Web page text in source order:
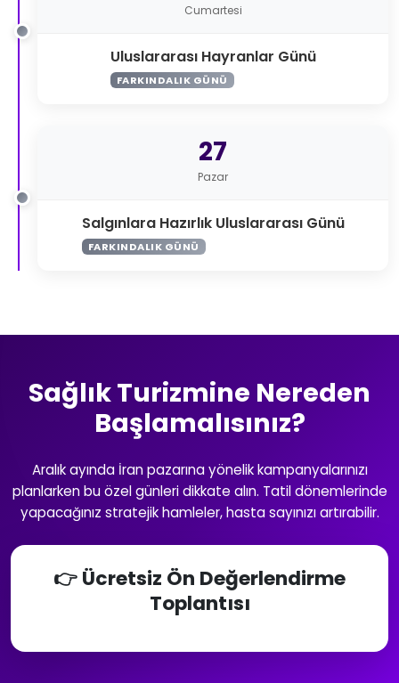
Cumartesi
Uluslararası Hayranlar Günü
FARKINDALIK GÜNÜ
27
Pazar
Salgınlara Hazırlık Uluslararası Günü
FARKINDALIK GÜNÜ
Sağlık Turizmine Nereden
Başlamalısınız?
Aralık ayında İran pazarına yönelik kampanyalarınızı
planlarken bu özel günleri dikkate alın. Tatil dönemlerinde
yapacağınız stratejik hamleler, hasta sayınızı artırabilir.
👉 Ücretsiz Ön Değerlendirme
Toplantısı